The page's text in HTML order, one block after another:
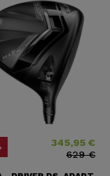
Precio345,95 €
Precio base
629 €